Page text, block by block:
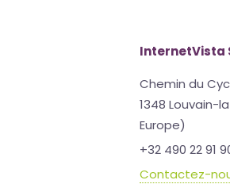
InternetVista
Chemin du
1348 Louvain-
Europe)
+32 490 22 91
Contactez-